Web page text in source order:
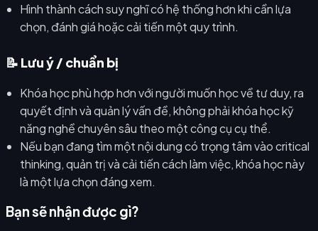
Hình thành cách suy nghĩ có hệ thống hơn khi cần lựa
chọn, đánh giá hoặc cải tiến một quy trình.
📝 Lưu ý / chuẩn bị
Khóa học phù hợp hơn với người muốn học về tư duy, ra
quyết định và quản lý vấn đề, không phải khóa học kỹ
năng nghề chuyên sâu theo một công cụ cụ thể.
Nếu bạn đang tìm một nội dung có trọng tâm vào critical
thinking, quản trị và cải tiến cách làm việc, khóa học này
là một lựa chọn đáng xem.
Bạn sẽ nhận được gì?